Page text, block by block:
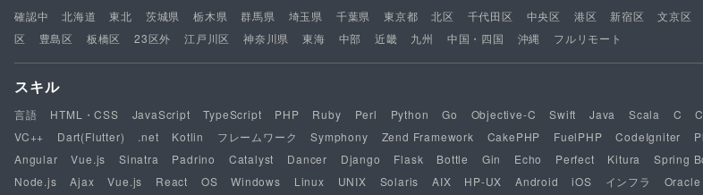
確認中 北海道 東北 茨城県 栃木県 群馬県 埼玉県 千葉県 東京都 北区 千代田区 中央区 港区 新宿区 文京区
区
豊島区 板橋区 23区外 江戸川区 神奈川県 東海 中部 近畿 九州 中国・四国 沖縄 フルリモート
スキル
言語 HTML・CSS JavaScript TypeScript PHP Ruby Perl Python Go Objective-C Swift Java Scala C
VC++
Dart(Flutter) .net Kotlin フレームワーク Symphony Zend Framework CakePHP FuelPHP CodeIgniter
Angular
Vue.js Sinatra Padrino Catalyst Dancer Django Flask Bottle Gin Echo Perfect Kitura Spring
Node.js
Ajax Vue.js React OS Windows Linux UNIX Solaris AIX HP-UX Android iOS インフラ Oracle